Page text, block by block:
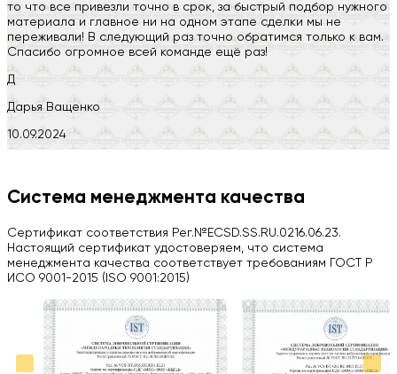
то что все привезли точно в срок, за быстрый подбор нужного
материала и главное ни на одном этапе сделки мы не
переживали! В следующий раз точно обратимся только к вам.
Спасибо огромное всей команде ещё раз!
Д
Дарья Ващенко
10.09.2024
H
03.09.2024
Вся работа выполнена в срок. Всем рекомендую
Больше отзывов на Google Maps
Система менеджмента качества
Сертификат соответствия Рег.№ECSD.SS.RU.0216.06.23.
Настоящий сертификат удостоверяем, что система
менеджмента качества соответствует требованиям ГОСТ Р
ИСО 9001-2015 (ISO 9001:2015)